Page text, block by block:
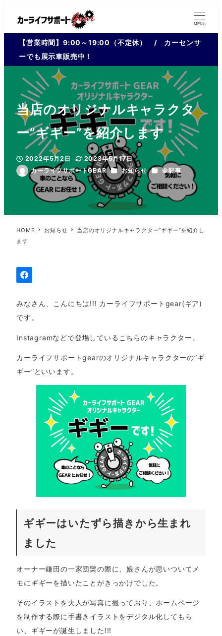
MENU
【営業時間】9:00～19:00（不定休） / カーセンサ
ーでも展示車販売中！
当店のオリジナルキャラクタ
ー”ギギー”を紹介します
投稿日
2022年5月2日
更新日
2023年5月17日
著
カーライフサポートGEAR カテゴリー
お知らせ カテゴリー
全記事
HOME お知らせ
当店のオリジナルキャラクター”ギギー”を紹介し
ます
みなさん、こんにちは!!! カーライフサポートgear(ギア)
です。
Instagramなどで登場しているこちらのキャラクター。
カーライフサポートgearのオリジナルキャラクターの”ギ
ギー”といいます。
ギギーはいたずら描きから生まれ
ました
オーナー鎌田の一家団欒の際に、娘さんが思いついてメ
モにギギーを描いたことがきっかけでした。
そのイラストを夫人が写真に撮っており、ホームページ
を制作する際に手書きイラストをデジタル化してもら
い、ギギーが誕生しました!!!